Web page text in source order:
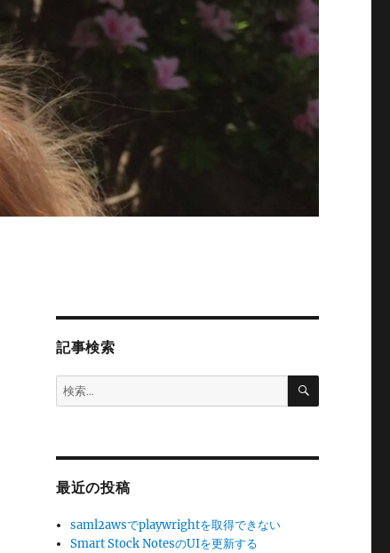
記事検索
検
索:
検
最近の投稿
saml2awsでplaywrightを取得できない
Smart Stock NotesのUIを更新する